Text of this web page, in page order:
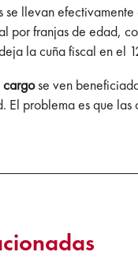
se llevan
por franjas de edad,
la cuña fiscal en el
cargose ven
El problema es que